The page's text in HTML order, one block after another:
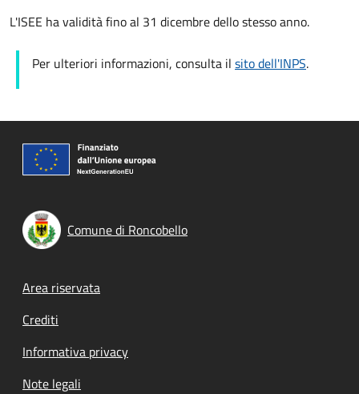
L'ISEE ha validità fino al 31 dicembre dello stesso anno.
Per ulteriori informazioni, consulta il sito dell'INPS.
Comune di Roncobello
Footer menu
Area riservata
Crediti
Informativa privacy
Note legali